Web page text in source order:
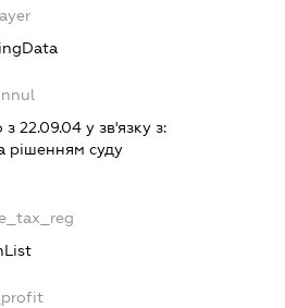
22.09.04 у зв'язку з:
рiшенням суду